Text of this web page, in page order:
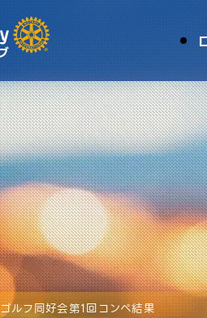
ゴルフ同好会第1回コンペ結果